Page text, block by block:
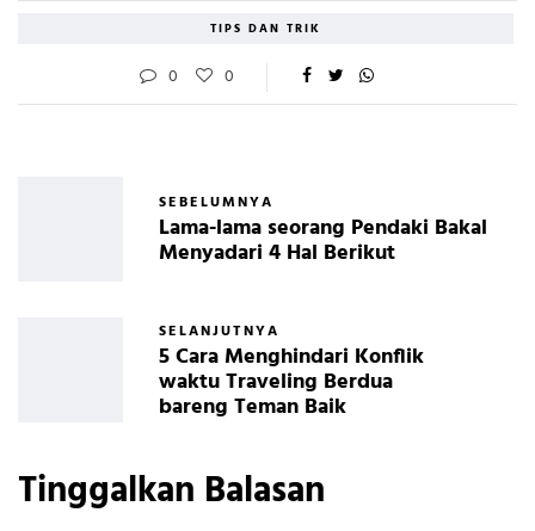
TIPS DAN TRIK
0 0
SEBELUMNYA
Lama-lama seorang Pendaki Bakal
Menyadari 4 Hal Berikut
SELANJUTNYA
5 Cara Menghindari Konflik
waktu Traveling Berdua
bareng Teman Baik
Tinggalkan Balasan